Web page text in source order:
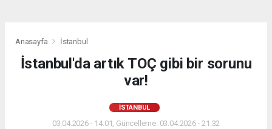
Anasayfa İstanbul
İstanbul'da artık TOÇ gibi bir sorunu
var!
İSTANBUL
03.04.2026 - 14:01, Güncelleme: 03.04.2026 - 21:32